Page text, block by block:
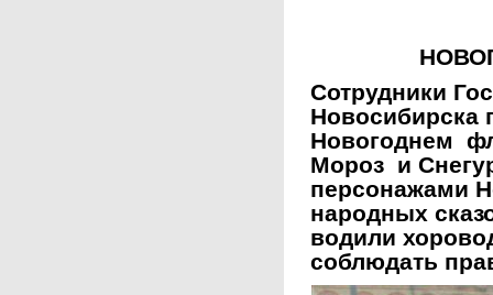
Сотрудники
Новосибирска
Новогоднем
Мороз и
персонажами
народных
водили
соблюдать